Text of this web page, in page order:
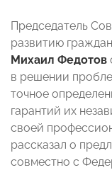
Председатель
развитию
Михаил Федотов
в решении
точное
гарантий их
своей
рассказал о
совместно с